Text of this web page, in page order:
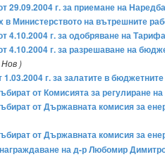
г. за приемане на
в Министерството на вътрешните
г. за одобряване на
г. за разрешаване на
Нов )
г. за залатите в
от Комисията за регулиране
от Държавната комисия за
от Държавната комисия за
награждаване на д-р Любомир